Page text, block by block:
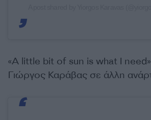
«A little bit of sun is what I
Γιώργος Καράβας σε άλλη